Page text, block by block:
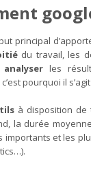
principal
du travail, les
analyser les
pourquoi il
à disposition de
la durée
importants et les